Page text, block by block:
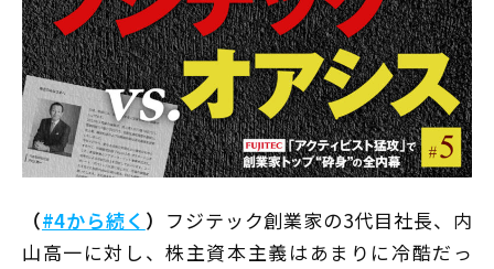
（#4から続く ） フジテック創業家の3代目社長、内
山高一に対し、株主資本主義はあまりに冷酷だっ